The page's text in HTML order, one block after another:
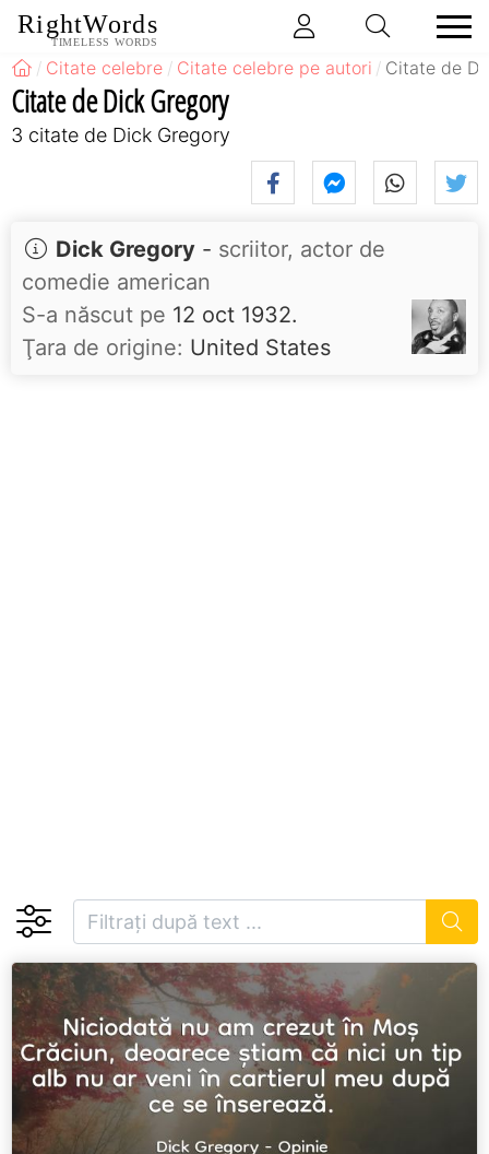
RightWords
TIMELESS WORDS
Citate celebre Citate celebre pe autori Citate de
Citate de Dick Gregory
3 citate de Dick Gregory
Dick Gregory - scriitor, actor de
comedie american
S-a născut pe 12 oct 1932.
Ţara de origine: United States